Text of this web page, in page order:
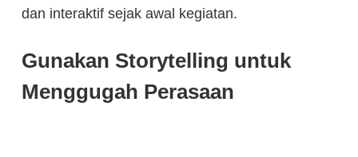
dan interaktif sejak awal kegiatan.
Gunakan Storytelling untuk
Menggugah Perasaan